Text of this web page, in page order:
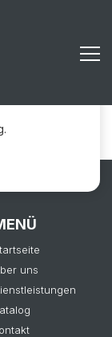
uns